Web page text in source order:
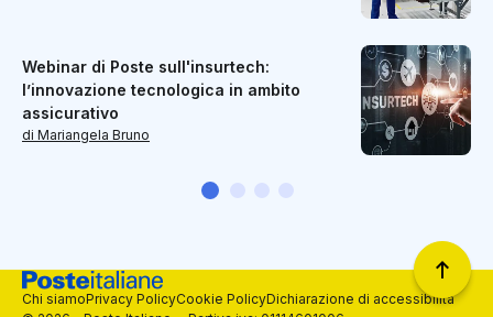
Webinar di Poste sull'insurtech:
l’innovazione tecnologica in ambito
assicurativo
di Mariangela Bruno
Chi siamoPrivacy PolicyCookie PolicyDichiarazione di accessibilità